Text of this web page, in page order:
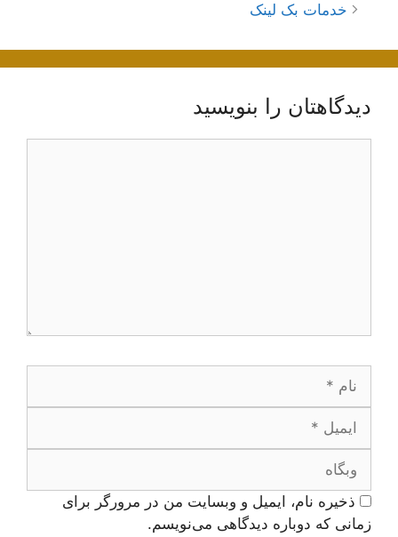
خدمات بک لینک
دیدگاهتان را بنویسید
وبگاه
ذخیره نام، ایمیل و وبسایت من در مرورگر برای
زمانی که دوباره دیدگاهی می‌نویسم.